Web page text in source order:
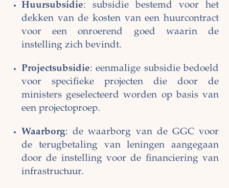
Huursubsidie: subsidie bestemd voor het
dekken van de kosten van een huurcontract
voor een onroerend goed waarin de
instelling zich bevindt.
Projectsubsidie: eenmalige subsidie bedoeld
voor specifieke projecten die door de
ministers geselecteerd worden op basis van
een projectoproep.
Waarborg: de waarborg van de GGC voor
de terugbetaling van leningen aangegaan
door de instelling voor de financiering van
infrastructuur.